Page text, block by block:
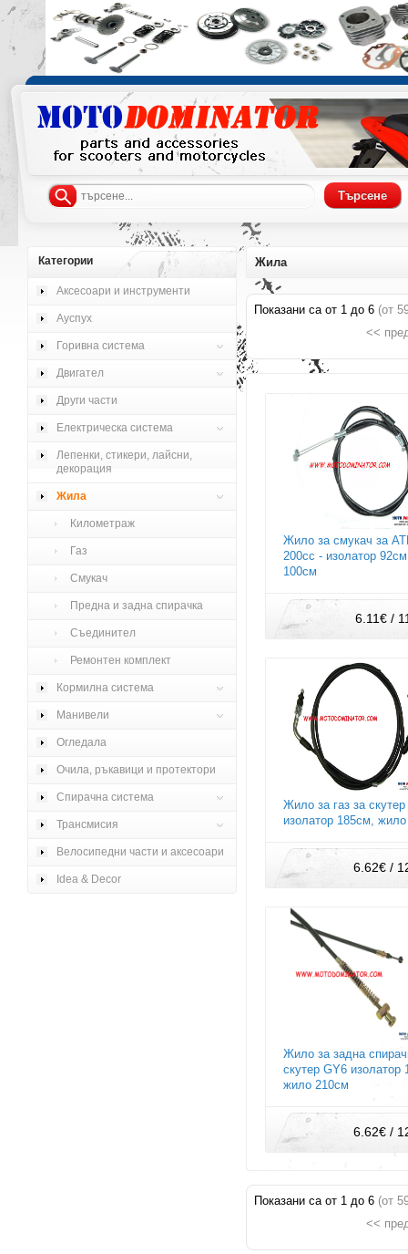
Жила
Показани са от 1 до 6 (от
<<
Жило за смукач за
200сс - изолатор
100см
6.11€ /
Жило за газ за скутер
изолатор 185см,
6.62€ /
Жило за задна
скутер GY6 изолатор
жило 210см
6.62€ /
Показани са от 1 до 6 (от
<<
Категории
Аксесоари и инструменти
Ауспух
Горивна система
Двигател
Други части
Електрическа система
Лепенки, стикери, лайсни,
декорация
Жила
Километраж
Газ
Смукач
Предна и задна спирачка
Съединител
Ремонтен комплект
Кормилна система
Манивели
Огледала
Очила, ръкавици и протектори
Спирачна система
Трансмисия
Велосипедни части и аксесоари
Idea & Decor